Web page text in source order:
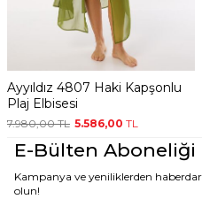
Ayyıldız 4807 Haki Kapşonlu
Plaj Elbisesi
7.980,00TL 5.586,00 TL
E-Bülten Aboneliği
Kampanya ve yeniliklerden
olun!